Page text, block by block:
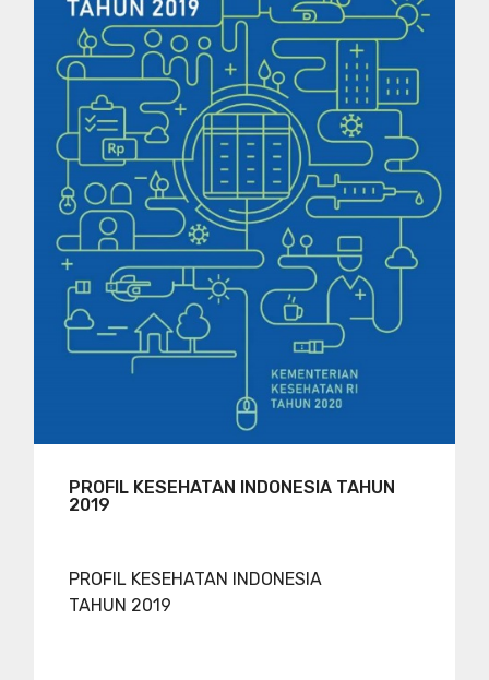
PROFIL KESEHATAN INDONESIA TAHUN
2019
PROFIL KESEHATAN INDONESIA
TAHUN 2019